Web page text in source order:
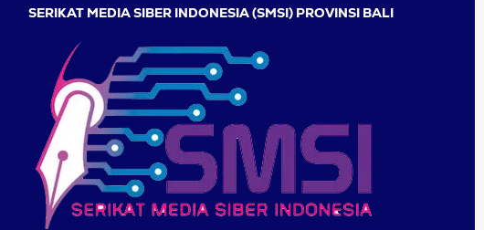
SERIKAT MEDIA SIBER INDONESIA (SMSI) PROVINSI BALI